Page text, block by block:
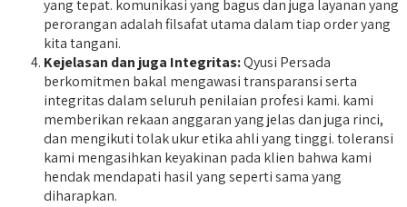
yang tepat. komunikasi yang bagus dan juga layanan yang
perorangan adalah filsafat utama dalam tiap order yang
kita tangani.
Kejelasan dan juga Integritas:Qyusi Persada
berkomitmen bakal mengawasi transparansi serta
integritas dalam seluruh penilaian profesi kami. kami
memberikan rekaan anggaran yang jelas dan juga rinci,
dan mengikuti tolak ukur etika ahli yang tinggi. toleransi
kami mengasihkan keyakinan pada klien bahwa kami
hendak mendapati hasil yang seperti sama yang
diharapkan.